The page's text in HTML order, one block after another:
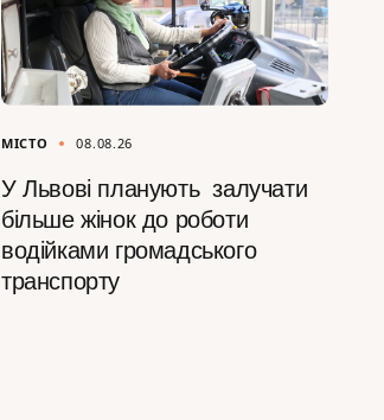
МІСТО 08.08.26
У Львові планують залучати
більше жінок до роботи
водійками громадського
транспорту